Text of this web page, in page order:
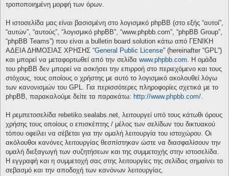
τροποποιημένη μορφή των όρων.
Η ιστοσελίδα μας είναι βασισμένη στο λογισμικό phpBB (στο εξής “αυτοί”,
“αυτών”, “αυτούς”, “λογισμικό phpBB”, “www.phpbb.com”, “phpBB Group”,
“phpBB Teams”) που είναι a bulletin board solution κάτω από ΓΕΝΙΚΗ
ΑΔΕΙΑ ΔΗΜΟΣΙΑΣ ΧΡΗΣΗΣ “General Public License” (hereinafter “GPL”)
και μπορεί να μεταφορτωθεί από την σελίδα www.phpbb.com. Η ομάδα
του phpBB δεν μπορεί να ασκήσει την επιρροή στο περιεχόμενο και τους
στόχους, τους οποίους ο χρήστης με αυτό το λογισμικό ακολουθεί λόγω
των κανονισμών του GPL. Για περισσότερες πληροφορίες σχετικά με το
phpBB, παρακαλούμε δείτε τα παρακάτω: http://www.phpbb.com/.
Η ρεμπετοσελίδα rebetiko.sealabs.net, λειτουργεί υπό τους κάτωθι όρους
χρήσης τους οποίους ο επισκέπτης / μέλος των σελίδων του δικτυακού
τόπου οφείλει να σέβεται για την ομαλή λειτουργία του ιστοχώρου. Οι
ακόλουθοι κανόνες λειτουργίας θεσπίστηκαν ώστε να διασφαλίσουν την
ομαλή διεξαγωγή των συζητήσεων και της συμμετοχής στην ιστοσελίδα.
Η εγγραφή και η συμμετοχή σας στης λειτουργίες της σελίδας σημαίνει το
σεβασμό και την αποδοχή των κανόνων λειτουργίας.